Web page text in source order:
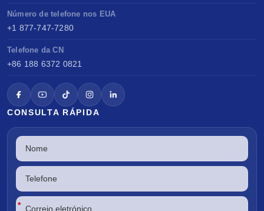
Número de telefone nos EUA
+1 877-747-7280
Telefone da CN
+86 188 6372 0821
CONSULTA RÁPIDA
*